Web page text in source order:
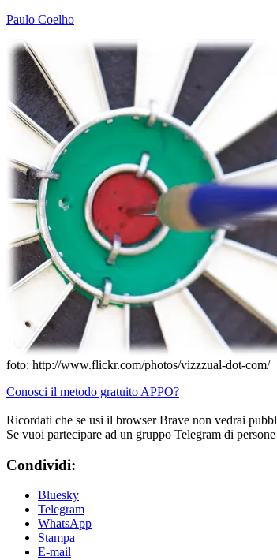
Paulo Coelho
foto: http://www.flickr.com/photos/vizzzual-dot-com/
Conosci il metodo gratuito APPO?
Ricordati che se usi il browser Brave non vedrai
Se vuoi partecipare ad un gruppo Telegram di
Condividi:
Bluesky
Telegram
WhatsApp
Stampa
E-mail